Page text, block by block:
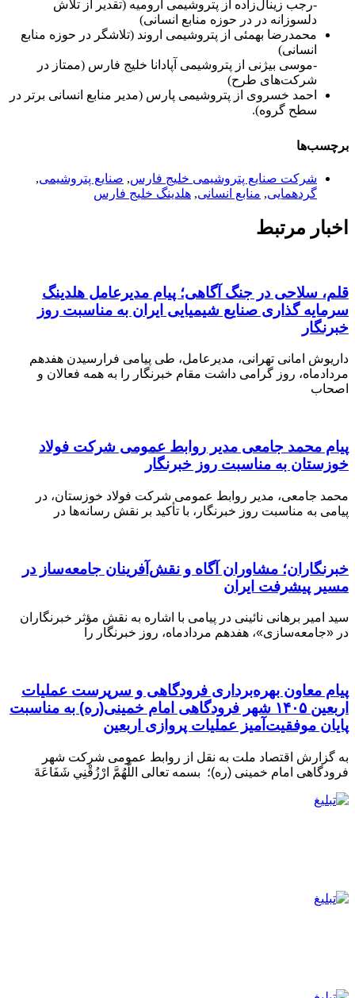
-‌‌رجب زینال‌زاده از پتروشیمی ارومیه (تقدیر از تلاش
دلسوزانه در در حوزه منابع انسانی)
محمدرضا بهمئی از پتروشیمی اروند (تلاشگر در حوزه منابع
انسانی)
-موسی بیژنی از پتروشیمی آپادانا خلیج فارس (ممتاز در
شرکت‌های طرح)
احمد خسروی از پتروشیمی پارس (مدیر منابع انسانی برتر در
سطح گروه).
برچسب‌ها
شرکت صنایع پتروشیمی خلیج فارس, صنایع پتروشیمی,
گردهمایی, منابع انسانی, هلدینگ خلیج فارس
اخبار مرتبط
قلم، سلاحی در جنگ آگاهی؛ پیام مدیرعامل هلدینگ
سرمایه گذاری صنایع شیمیایی ایران به مناسبت روز
خبرنگار
داریوش امانی تهرانی، مدیرعامل، طی پیامی فرارسیدن هفدهم
مردادماه، روز گرامی داشت مقام خبرنگار را به همه فعالان و
اصحاب
پیام محمد جامعی مدیر روابط عمومی شرکت فولاد
خوزستان به مناسبت روز خبرنگار
محمد جامعی، مدیر روابط عمومی شرکت فولاد خوزستان، در
پیامی به مناسبت روز خبرنگار، با تأکید بر نقش رسانه‌ها در
خبرنگاران؛ مشاوران آگاه و نقش‌آفرینان جامعه‌ساز در
مسیر پیشرفت ایران
سید امیر برهانی نائینی در پیامی با اشاره به نقش مؤثر خبرنگاران
در «جامعه‌سازی»، هفدهم مردادماه، روز خبرنگار را
️پیام معاون بهره‌برداری فرودگاهی و سرپرست عملیات
اربعین ۱۴۰۵ شهر فرودگاهی امام خمینی(ره) به مناسبت
پایان موفقیت‌آمیز عملیات پروازی اربعین
به گزارش اقتصاد ملت به نقل از روابط عمومی شرکت شهر
فرودگاهی امام خمینی (ره)؛ بسمه تعالی اللَّهُمَّ ارْزُقْنِي شَفَاعَةَ